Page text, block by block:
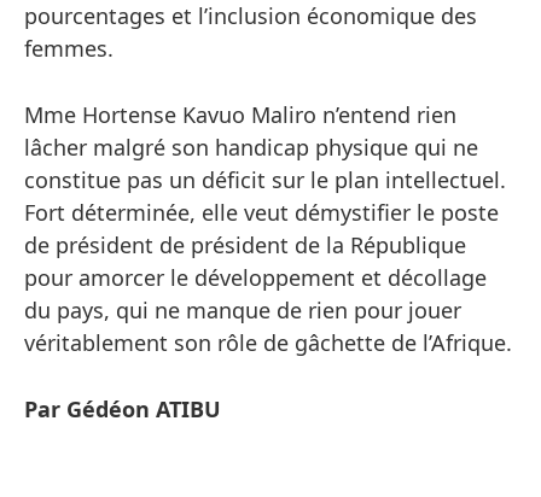
pourcentages et l’inclusion économique des
femmes.
Mme Hortense Kavuo Maliro n’entend rien
lâcher malgré son handicap physique qui ne
constitue pas un déficit sur le plan intellectuel.
Fort déterminée, elle veut démystifier le poste
de président de président de la République
pour amorcer le développement et décollage
du pays, qui ne manque de rien pour jouer
véritablement son rôle de gâchette de l’Afrique.
Par Gédéon ATIBU